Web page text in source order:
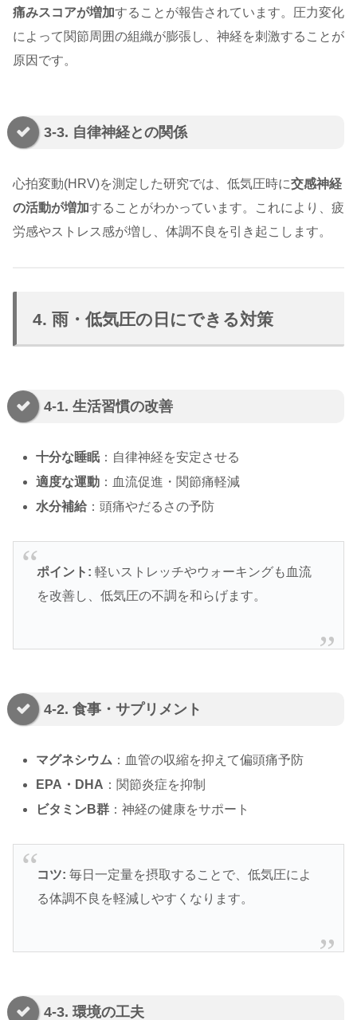
痛みスコアが増加することが報告されています。圧力変化
によって関節周囲の組織が膨張し、神経を刺激することが
原因です。
3-3. 自律神経との関係
心拍変動(HRV)を測定した研究では、低気圧時に交感神経
の活動が増加することがわかっています。これにより、疲
労感やストレス感が増し、体調不良を引き起こします。
4. 雨・低気圧の日にできる対策
4-1. 生活習慣の改善
十分な睡眠 ：自律神経を安定させる
適度な運動 ：血流促進・関節痛軽減
水分補給 ：頭痛やだるさの予防
ポイント: 軽いストレッチやウォーキングも血流
を改善し、低気圧の不調を和らげます。
4-2. 食事・サプリメント
マグネシウム ：血管の収縮を抑えて偏頭痛予防
EPA・DHA ：関節炎症を抑制
ビタミンB群 ：神経の健康をサポート
コツ: 毎日一定量を摂取することで、低気圧によ
る体調不良を軽減しやすくなります。
4-3. 環境の工夫